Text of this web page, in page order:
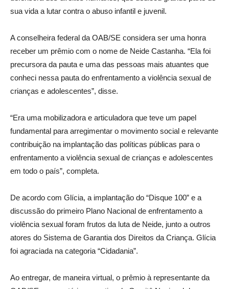
sua vida a lutar contra o abuso infantil e juvenil.
A conselheira federal da OAB/SE considera ser uma honra
receber um prêmio com o nome de Neide Castanha. “Ela foi
precursora da pauta e uma das pessoas mais atuantes que
conheci nessa pauta do enfrentamento a violência sexual de
crianças e adolescentes”, disse.
“Era uma mobilizadora e articuladora que teve um papel
fundamental para arregimentar o movimento social e relevante
contribuição na implantação das políticas públicas para o
enfrentamento a violência sexual de crianças e adolescentes
em todo o país”, completa.
De acordo com Glícia, a implantação do “Disque 100” e a
discussão do primeiro Plano Nacional de enfrentamento a
violência sexual foram frutos da luta de Neide, junto a outros
atores do Sistema de Garantia dos Direitos da Criança. Glícia
foi agraciada na categoria “Cidadania”.
Ao entregar, de maneira virtual, o prêmio à representante da